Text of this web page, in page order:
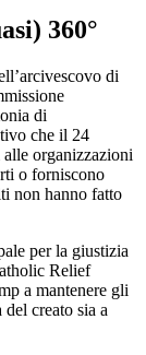
360°
di
di
che il 24
alle organizzazioni
o forniscono
non hanno fatto
per la giustizia
Relief
a mantenere gli
creato sia a